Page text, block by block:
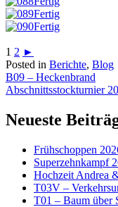
1 2 ►
Posted in Berichte, Blog
B09 – Heckenbrand
Abschnittsstockturnier
Neueste
Frühschoppen
Superzehnkampf
Hochzeit Andrea
T03V –
T01 – Baum über